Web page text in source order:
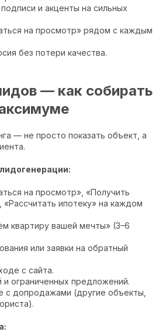
и акценты на сильных
на просмотр» рядом с каждым
без потери качества.
— как собирать
— не просто показать объект, а
на просмотр», «Получить
ипотеку» на каждом
квартиру вашей мечты» (3–6
или заявки на обратный
с сайта.
и ограниченных предложений.
с допродажами (другие объекты,